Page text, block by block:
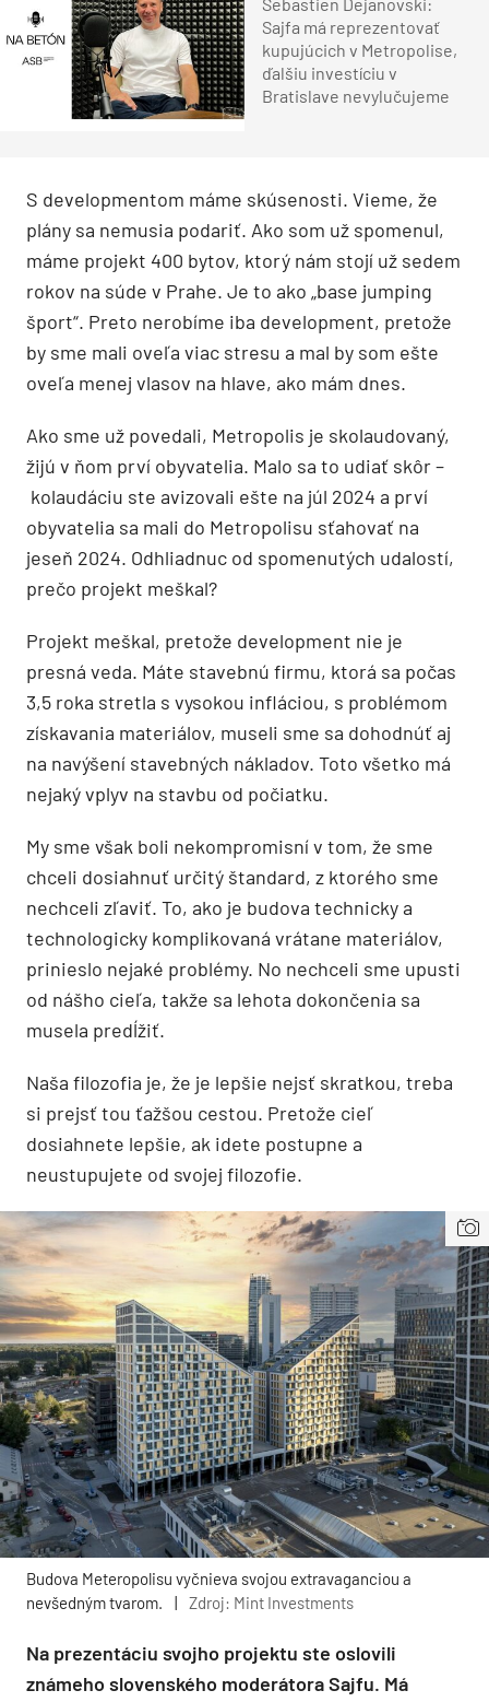
Sajfa má reprezentovať
kupujúcich v Metropolise,
ďalšiu investíciu v
Bratislave nevylučujeme
S developmentom máme skúsenosti. Vieme, že
plány sa nemusia podariť. Ako som už spomenul,
máme projekt 400 bytov, ktorý nám stojí už sedem
rokov na súde v Prahe. Je to ako „base jumping
šport“. Preto nerobíme iba development, pretože
by sme mali oveľa viac stresu a mal by som ešte
oveľa menej vlasov na hlave, ako mám dnes.
Ako sme už povedali, Metropolis je skolaudovaný,
žijú v ňom prví obyvatelia. Malo sa to udiať skôr –
kolaudáciu ste avizovali ešte na júl 2024 a prví
obyvatelia sa mali do Metropolisu sťahovať na
jeseň 2024. Odhliadnuc od spomenutých udalostí,
prečo projekt meškal?
Projekt meškal, pretože development nie je
presná veda. Máte stavebnú firmu, ktorá sa počas
3,5 roka stretla s vysokou infláciou, s problémom
získavania materiálov, museli sme sa dohodnúť aj
na navýšení stavebných nákladov. Toto všetko má
nejaký vplyv na stavbu od počiatku.
My sme však boli nekompromisní v tom, že sme
chceli dosiahnuť určitý štandard, z ktorého sme
nechceli zľaviť. To, ako je budova technicky a
technologicky komplikovaná vrátane materiálov,
prinieslo nejaké problémy. No nechceli sme upusti
od nášho cieľa, takže sa lehota dokončenia sa
musela predĺžiť.
Naša filozofia je, že je lepšie nejsť skratkou, treba
si prejsť tou ťažšou cestou. Pretože cieľ
dosiahnete lepšie, ak idete postupne a
neustupujete od svojej filozofie.
Budova Meteropolisu vyčnieva svojou extravaganciou a
nevšedným tvarom.
| Zdroj: Mint Investments
Na prezentáciu svojho projektu ste oslovili
známeho slovenského moderátora Sajfu. Má